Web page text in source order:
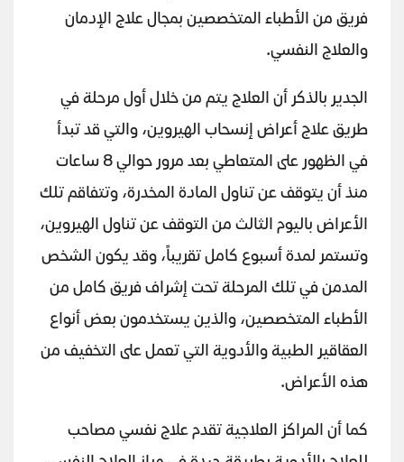
فريق من الأطباء المتخصصين بمجال علاج الإدمان
والعلاج النفسي.
الجدير بالذكر أن العلاج يتم من خلال أول مرحلة في
طريق علاج أعراض إنسحاب الهيروين، والتي قد تبدأ
في الظهور على المتعاطي بعد مرور حوالي 8 ساعات
منذ أن يتوقف عن تناول المادة المخدرة، وتتفاقم تلك
الأعراض باليوم الثالث من التوقف عن تناول الهيروين،
وتستمر لمدة أسبوع كامل تقريباً، وقد يكون الشخص
المدمن في تلك المرحلة تحت إشراف فريق كامل من
الأطباء المتخصصين، والذين يستخدمون بعض أنواع
العقاقير الطبية والأدوية التي تعمل على التخفيف من
هذه الأعراض.
كما أن المراكز العلاجية تقدم علاج نفسي مصاحب